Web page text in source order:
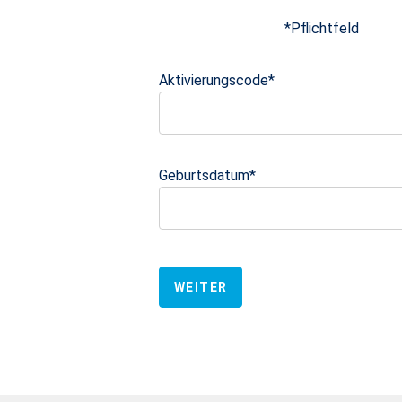
*Pflichtfeld
Aktivierungscode*
Geburtsdatum*
WEITER